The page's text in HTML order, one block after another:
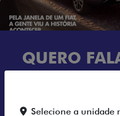
QUERO
UM
Selecione a unidade